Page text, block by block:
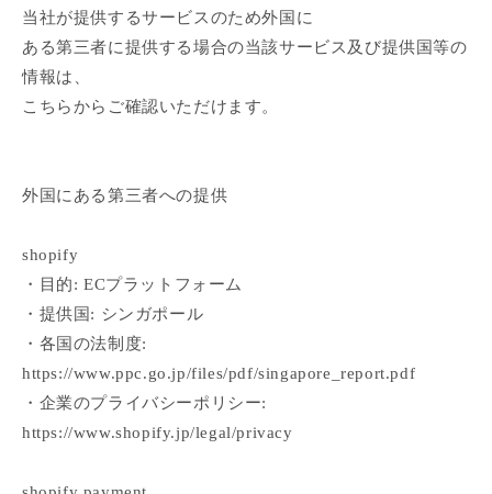
当社が提供するサービスのため外国に
ある第三者に提供する場合の当該サービス及び提供国等の
情報は、
こちらからご確認いただけます。
外国にある第三者への提供
shopify
・目的: ECプラットフォーム
・提供国: シンガポール
・各国の法制度:
https://www.ppc.go.jp/files/pdf/singapore_report.pdf
・企業のプライバシーポリシー:
https://www.shopify.jp/legal/privacy